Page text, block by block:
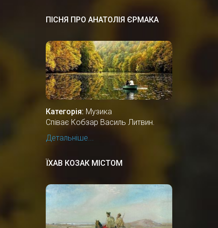
ПІСНЯ ПРО АНАТОЛІЯ ЄРМАКА
Категорія: Музика
Співає Кобзар Василь Литвин.
Детальніше...
ЇХАВ КОЗАК МІСТОМ